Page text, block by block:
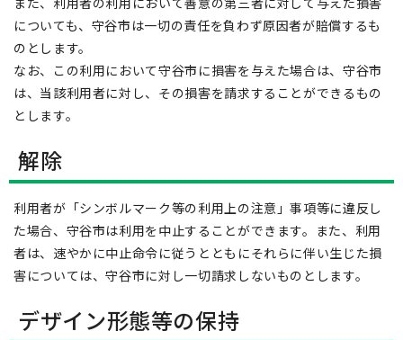
についても、守谷市は一切の責任を負わず原因者が賠償するも
のとします。
なお、この利用において守谷市に損害を与えた場合は、守谷市
は、当該利用者に対し、その損害を請求することができるもの
とします。
解除
利用者が「シンボルマーク等の利用上の注意」事項等に違反し
た場合、守谷市は利用を中止することができます。また、利用
者は、速やかに中止命令に従うとともにそれらに伴い生じた損
害については、守谷市に対し一切請求しないものとします。
デザイン形態等の保持